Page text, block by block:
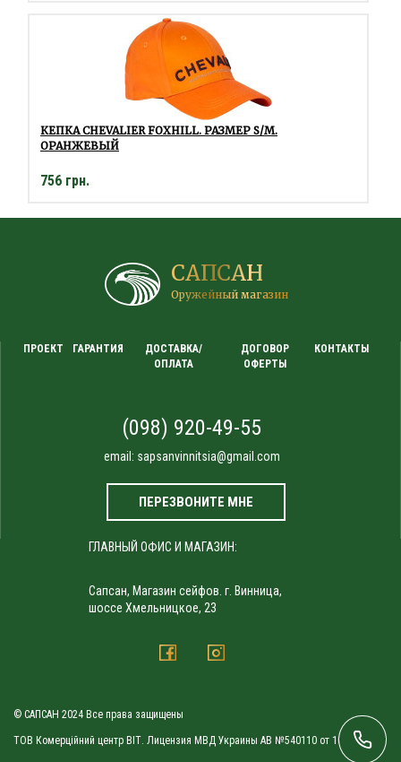
КЕПКА CHEVALIER FOXHILL. РАЗМЕР S/M.
ОРАНЖЕВЫЙ
756 грн.
САПСАН
Оружейный магазин
ПРОЕКТ ГАРАНТИЯ
ДОСТАВКА/
ОПЛАТА
ДОГОВОР
ОФЕРТЫ
КОНТАКТЫ
(098) 920-49-55
email: sapsanvinnitsia@gmail.com
ПЕРЕЗВОНИТЕ МНЕ
ГЛАВНЫЙ ОФИС И МАГАЗИН:
Сапсан, Магазин сейфов. г. Винница,
шоссе Хмельницкое, 23
© САПСАН 2024 Все права защищены
ТОВ Комерційний центр ВІТ. Лицензия МВД Украины АВ №540110 от 10.09.2010